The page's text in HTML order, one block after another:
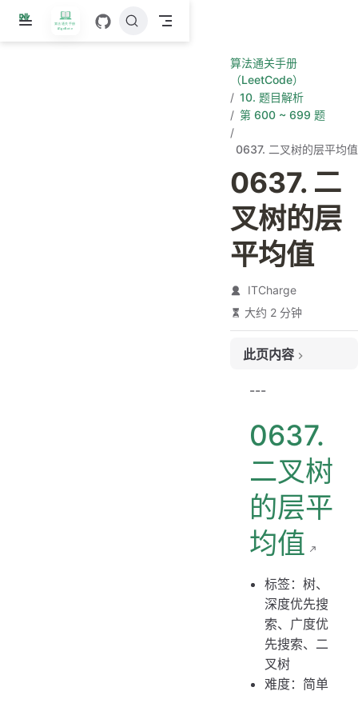
跳
算法通关手册
（LeetCode）
10. 题目解析
第 600 ~ 699 题
0637. 二叉树的层平均值
0637. 二
叉树的层
平均值
ITCharge
大约 2 分钟
此页内容
解题思路
---
0637.
二叉树
的层平
均值
标签：树、
深度优先搜
索、广度优
先搜索、二
叉树
难度：简单